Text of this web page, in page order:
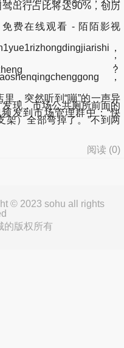
出行占比将达90%，创历
费在线观看 - 陌陌影视
，
，
，
？
，
，突然听到“嘣”的一声异
现，市场公共厕所前面的
发到市场管理群中：“快
架）全部弯掉了。”不到两
阅读 (0)
© 2023 sohu all rights
的版权所有